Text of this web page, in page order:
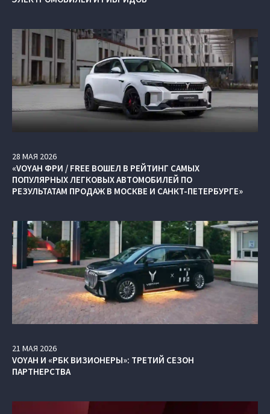
28 МАЯ 2026
«VOYAH ФРИ / FREE ВОШЕЛ В РЕЙТИНГ САМЫХ
ПОПУЛЯРНЫХ ЛЕГКОВЫХ АВТОМОБИЛЕЙ ПО
РЕЗУЛЬТАТАМ ПРОДАЖ В МОСКВЕ И САНКТ-ПЕТЕРБУРГЕ»
21 МАЯ 2026
VOYAH И «РБК ВИЗИОНЕРЫ»: ТРЕТИЙ СЕЗОН
ПАРТНЕРСТВА